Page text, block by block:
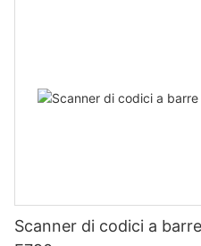
Scanner di codici a